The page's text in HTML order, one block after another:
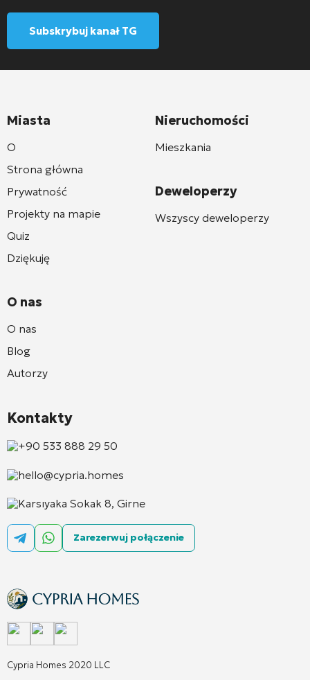
Subskrybuj kanał TG
Cypria Homes 2020 LLC
Miasta
O
Strona główna
Prywatność
Projekty na mapie
Quiz
Dziękuję
O nas
O nas
Blog
Autorzy
Nieruchomości
Mieszkania
Deweloperzy
Wszyscy deweloperzy
Kontakty
+90 533 888 29 50
hello@cypria.homes
Karsıyaka Sokak 8, Girne
Zarezerwuj połączenie